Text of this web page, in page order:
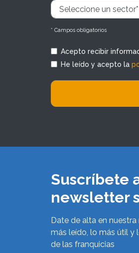
* Campos obligatorios
Acepto recibir
He leído y acepto la
Suscríbete
newsletter
Date de alta en
más leído, lo más útil y
de las franquicias